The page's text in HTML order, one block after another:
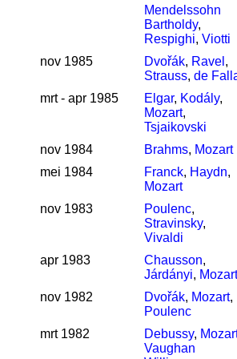
Mendelssohn
Bartholdy,
Respighi, Viotti
nov 1985 Dvořák, Ravel ,
Strauss, de
mrt - apr 1985 Elgar, Kodály,
Mozart,
Tsjaikovski
nov 1984 Brahms, Mozart
mei 1984 Franck, Haydn,
Mozart
nov 1983 Poulenc,
Stravinsky,
Vivaldi
apr 1983 Chausson,
Járdányi, Mozart
nov 1982 Dvořák, Mozart,
Poulenc
mrt 1982 Debussy,
Vaughan